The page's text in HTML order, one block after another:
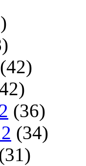
(42)
(36)
(34)